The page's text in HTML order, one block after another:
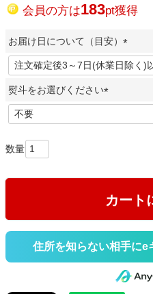
会員の方は183pt獲得
お届け日について（目安）
(
必
)
熨斗をお選びください
必
カート
住所を知らない相手にe